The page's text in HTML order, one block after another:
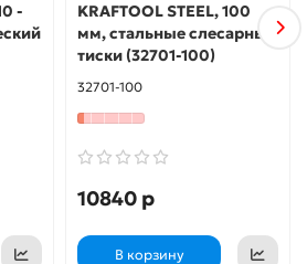
-
KRAFTOOL STEEL, 100
мм, стальные слесарные
тиски (32701-100)
32701-100
10840 р
В корзину